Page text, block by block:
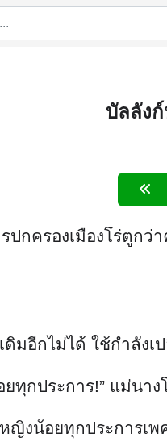
บัลลัง
กครองเมืองโร่ตูกว่
มอีกไม่ได้ ใช้กำลัง
ทุกประการ!” แม่นา
ญิงน้อยทุกประการเพ